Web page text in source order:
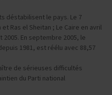
déstabilisent le pays. Le 7
Ras el Sheitan ; Le Caire en avril
2005. En septembre 2005, le
1981, est réélu avec 88,57
de sérieuses difficultés
du Parti national